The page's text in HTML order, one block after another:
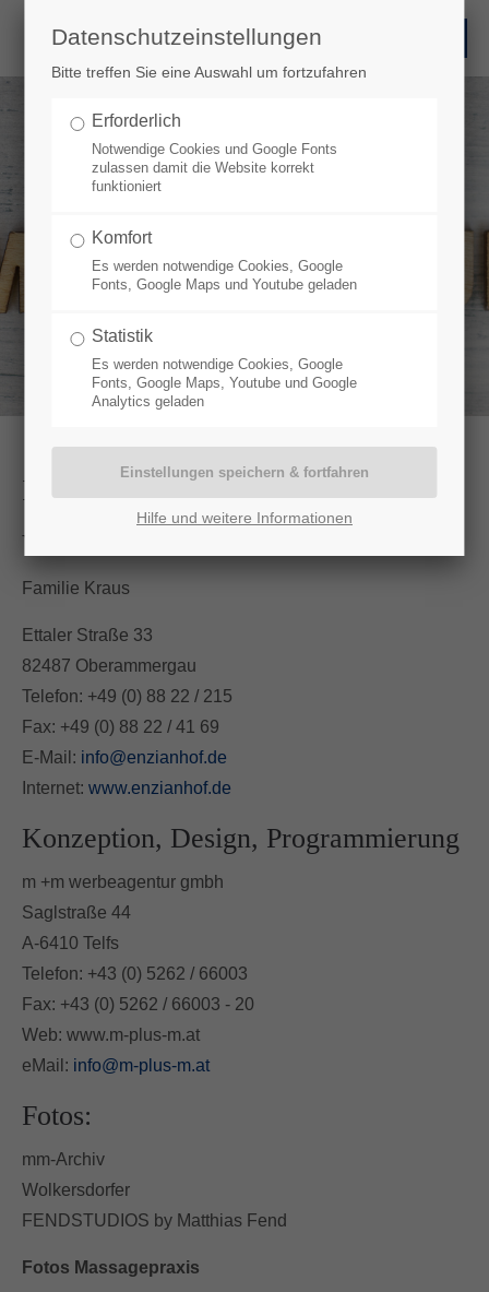
Impressum
Verantwortlich für den Inhalt
Familie Kraus
Ettaler Straße 33
82487 Oberammergau
Telefon: +49 (0) 88 22 / 215
Fax: +49 (0) 88 22 / 41 69
E-Mail: info@enzianhof.de
Internet: www.enzianhof.de
Konzeption, Design, Programmierung
m +m werbeagentur gmbh
Saglstraße 44
A-6410 Telfs
Telefon: +43 (0) 5262 / 66003
Fax: +43 (0) 5262 / 66003 - 20
Web: www.m-plus-m.at
eMail: info@m-plus-m.at
Fotos:
mm-Archiv
Wolkersdorfer
FENDSTUDIOS by Matthias Fend
Fotos Massagepraxis
Datenschutzeinstellungen
Bitte treffen Sie eine Auswahl um fortzufahren
Erforderlich
Notwendige Cookies und Google Fonts
zulassen damit die Website korrekt
funktioniert
Komfort
Es werden notwendige Cookies, Google
Fonts, Google Maps und Youtube geladen
Statistik
Es werden notwendige Cookies, Google
Fonts, Google Maps, Youtube und Google
Analytics geladen
Hilfe und weitere Informationen
Select Language▼Select Language